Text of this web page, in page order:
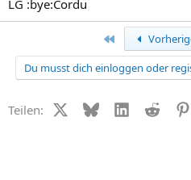
LG :bye:Cordu
Erste
Du musst dich einloggen oder
Teilen: X (Twitter)
BlueskyLinkedIn
Reddit